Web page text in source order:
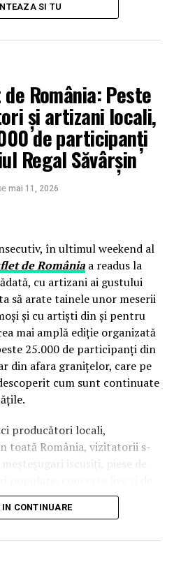
(tocmai de aceea
si l-am
in apararea unui candidat
cand o sa publicam
in fata „Reginei” din PNL
Vom reveni. (Cristina
SI TU
România: Peste
și artizani locali,
de participanți
Regal Săvârșin
mai 11, 2026
în ultimul weekend al
de Româniaa readus la
cu artizani ai gustului
să arate tainele unor meserii
și cu artiști din și pentru
mai amplă ediție organizată
25.000 de participanți din
din afara granițelor, care pe
cum sunt continuate
producători locali,
toată România, vizitatorii s-
iscusiți, piese de
Vocal SONG. Pe scena
Suflet de România
IN CONTINUARE